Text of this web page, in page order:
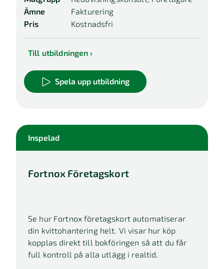
Ämne
Fakturering
Pris
Kostnadsfri
Till utbildningen
Spela upp utbildning
Inspelad
Fortnox Företagskort
Se hur Fortnox företagskort automatiserar
din kvittohantering helt. Vi visar hur köp
kopplas direkt till bokföringen så att du får
full kontroll på alla utlägg i realtid.